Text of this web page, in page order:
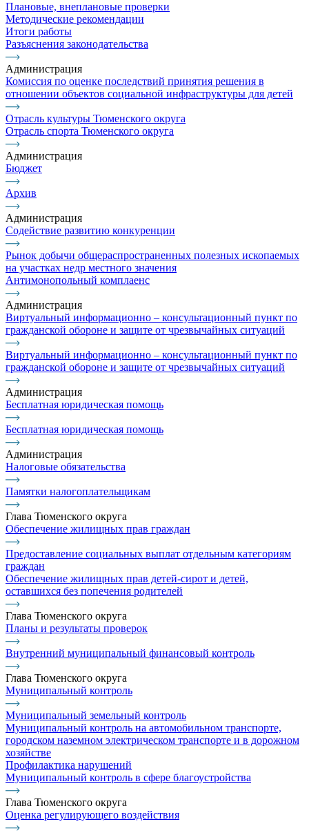
Плановые, внеплановые проверки
Методические рекомендации
Итоги работы
Разъяснения законодательства
Администрация
Комиссия по оценке последствий принятия решения в
отношении объектов социальной инфраструктуры для детей
Отрасль культуры Тюменского округа
Отрасль спорта Тюменского округа
Администрация
Бюджет
Архив
Администрация
Содействие развитию конкуренции
Рынок добычи общераспространенных полезных ископаемых
на участках недр местного значения
Антимонопольный комплаенс
Администрация
Виртуальный информационно – консультационный пункт по
гражданской обороне и защите от чрезвычайных ситуаций
Виртуальный информационно – консультационный пункт по
гражданской обороне и защите от чрезвычайных ситуаций
Администрация
Бесплатная юридическая помощь
Бесплатная юридическая помощь
Администрация
Налоговые обязательства
Памятки налогоплательщикам
Глава Тюменского округа
Обеспечение жилищных прав граждан
Предоставление социальных выплат отдельным категориям
граждан
Обеспечение жилищных прав детей-сирот и детей,
оставшихся без попечения родителей
Глава Тюменского округа
Планы и результаты проверок
Внутренний муниципальный финансовый контроль
Глава Тюменского округа
Муниципальный контроль
Муниципальный земельный контроль
Муниципальный контроль на автомобильном транспорте,
городском наземном электрическом транспорте и в дорожном
хозяйстве
Профилактика нарушений
Муниципальный контроль в сфере благоустройства
Глава Тюменского округа
Оценка регулирующего воздействия